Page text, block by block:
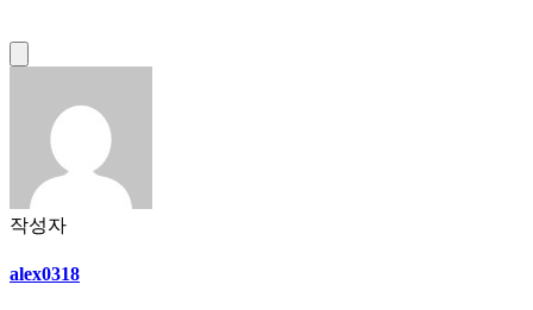
작성자
alex0318